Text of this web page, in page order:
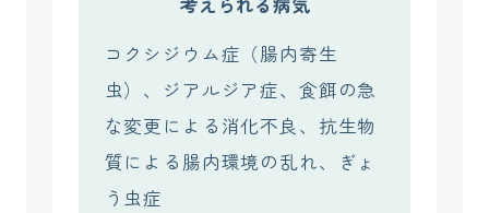
コクシジウム症（腸内寄生
虫）、ジアルジア症、食餌の急
な変更による消化不良、抗生物
質による腸内環境の乱れ、ぎょ
う虫症